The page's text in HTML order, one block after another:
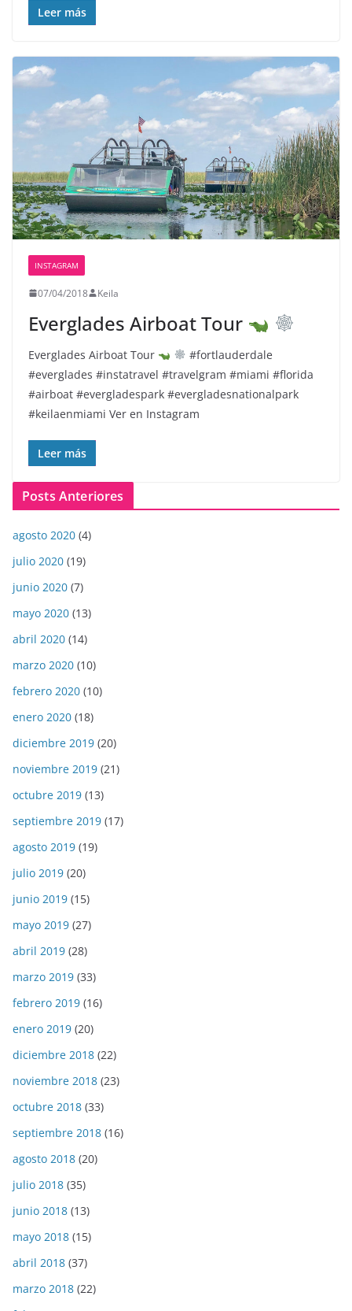
Leer más
INSTAGRAM
07/04/2018 Keila
Everglades Airboat Tour
Everglades Airboat Tour
#fortlauderdale
#everglades #instatravel #travelgram #miami #florida
#airboat #evergladespark #evergladesnationalpark
#keilaenmiami Ver en Instagram
Leer más
Posts Anteriores
agosto 2020 (4)
julio 2020 (19)
junio 2020 (7)
mayo 2020 (13)
abril 2020 (14)
marzo 2020 (10)
febrero 2020 (10)
enero 2020 (18)
diciembre 2019 (20)
noviembre 2019 (21)
octubre 2019 (13)
septiembre 2019 (17)
agosto 2019 (19)
julio 2019 (20)
junio 2019 (15)
mayo 2019 (27)
abril 2019 (28)
marzo 2019 (33)
febrero 2019 (16)
enero 2019 (20)
diciembre 2018 (22)
noviembre 2018 (23)
octubre 2018 (33)
septiembre 2018 (16)
agosto 2018 (20)
julio 2018 (35)
junio 2018 (13)
mayo 2018 (15)
abril 2018 (37)
marzo 2018 (22)